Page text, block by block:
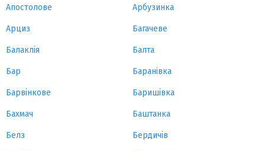
Апостолове Арбузинка
Арциз Багачеве
Балаклія Балта
Бар Баранівка
Барвінкове Баришівка
Бахмач Баштанка
Белз Бердичів